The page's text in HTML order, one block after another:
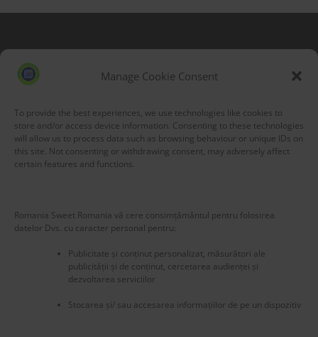
Manage Cookie Consent
To provide the best experiences, we use technologies like cookies to
store and/or access device information. Consenting to these technologies
will allow us to process data such as browsing behaviour or unique IDs on
this site. Not consenting or withdrawing consent, may adversely affect
certain features and functions.
Romania Sweet Romania vă cere consimțământul pentru folosirea
datelor Dvs. cu caracter personal pentru:
Publicitate și conținut personalizat, măsurători ale
publicității și de conținut, cercetarea audienței și
dezvoltarea serviciilor
Stocarea și/ sau accesarea informațiilor de pe un dispozitiv